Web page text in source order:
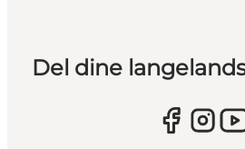
Del dine